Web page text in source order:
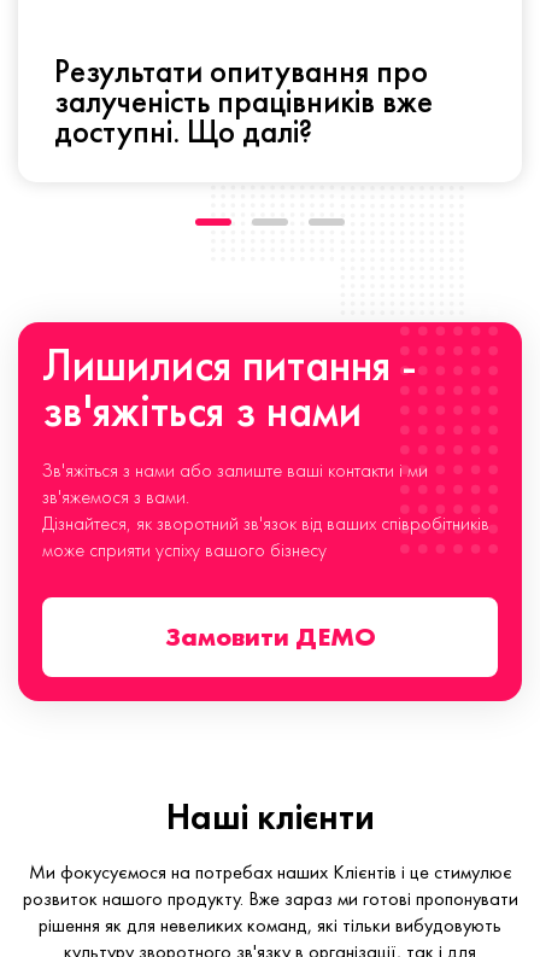
Результати опитування про
залученість працівників вже
доступні. Що далі?
Лишилися питання -
зв'яжіться з нами
Зв'яжіться з нами або залиште ваші контакти і ми
зв'яжемося з вами.
Дізнайтеся, як зворотний зв'язок від ваших співробітників
може сприяти успіху вашого бізнесу
Замовити ДЕМО
Наші клієнти
Ми фокусуємося на потребах наших Клієнтів і це стимулює
розвиток нашого продукту. Вже зараз ми готові пропонувати
рішення як для невеликих команд, які тільки вибудовують
культуру зворотного зв'язку в організації, так і для